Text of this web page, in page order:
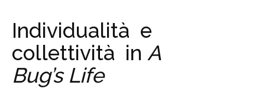
Individualità e
collettività in A
Bug’s Life